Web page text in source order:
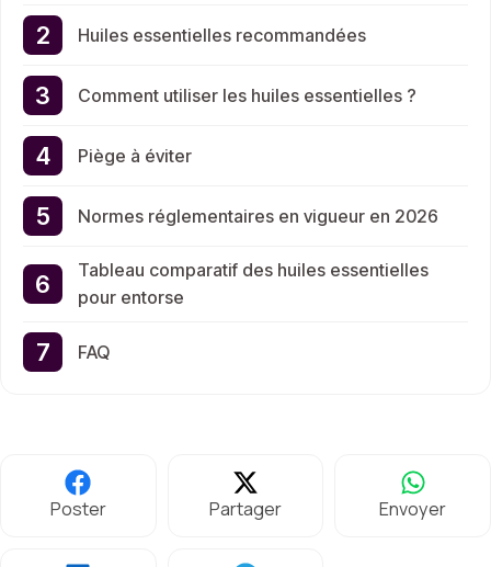
Huiles essentielles recommandées
Comment utiliser les huiles essentielles ?
Piège à éviter
Normes réglementaires en vigueur en 2026
Tableau comparatif des huiles essentielles
pour entorse
FAQ
Poster Partager Envoyer